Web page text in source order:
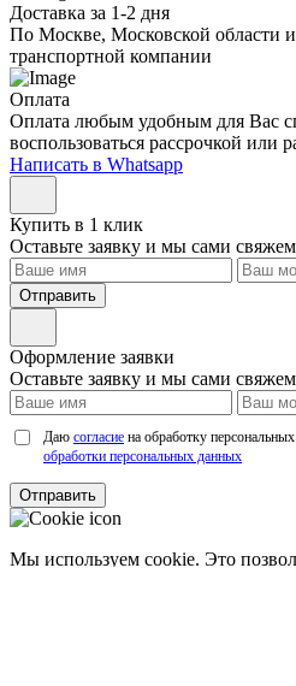
Доставка за 1-2 дня
По Москве, Московской области
транспортной компании
Оплата
Оплата любым удобным для Вас
воспользоваться рассрочкой или
Написать в Whatsapp
Купить в 1 клик
Оставьте заявку и мы сами
Отправить
Оформление заявки
Оставьте заявку и мы сами
Даю согласие на обработку
обработки персональных данных
Отправить
Мы используем cookie. Это